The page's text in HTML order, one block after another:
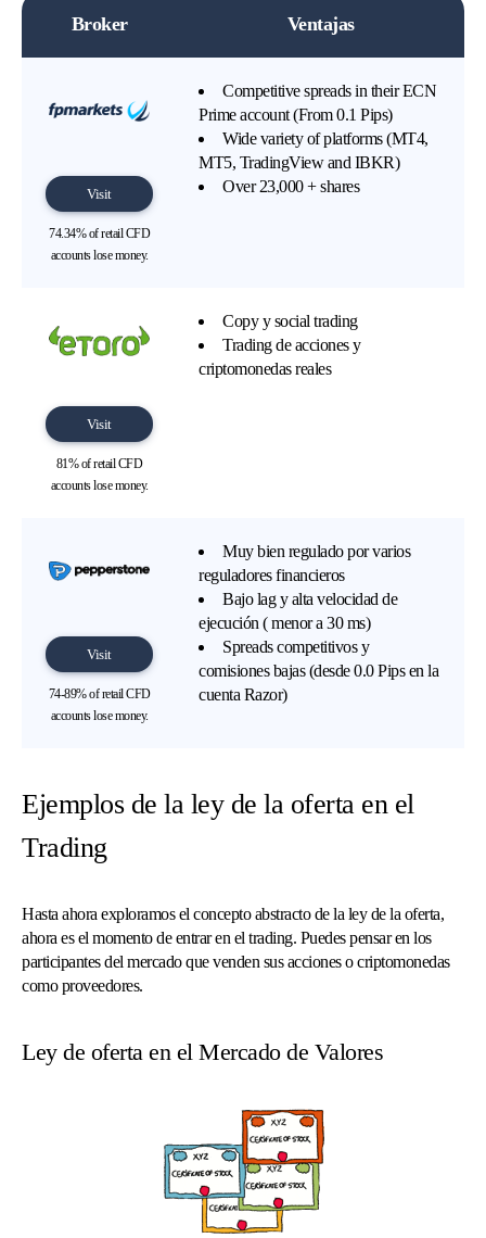
Broker Ventajas
Visit
74.34% of retail CFD
accounts lose money.
Competitive spreads in their ECN
Prime account (From 0.1 Pips)
Wide variety of platforms (MT4,
MT5, TradingView and IBKR)
Over 23,000 + shares
Visit
81% of retail CFD
accounts lose money.
Copy y social trading
Trading de acciones y
criptomonedas reales
Visit
74-89% of retail CFD
accounts lose money.
Muy bien regulado por varios
reguladores financieros
Bajo lag y alta velocidad de
ejecución ( menor a 30 ms)
Spreads competitivos y
comisiones bajas (desde 0.0 Pips en la
cuenta Razor)
Ejemplos de la ley de la oferta en el
Trading
Hasta ahora exploramos el concepto abstracto de la ley de la oferta,
ahora es el momento de entrar en el trading. Puedes pensar en los
participantes del mercado que venden sus acciones o criptomonedas
como proveedores.
Ley de oferta en el Mercado de Valores